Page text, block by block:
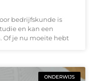
bedrijfskunde is
en kan een
je nu moeite hebt
ONDERWIJS